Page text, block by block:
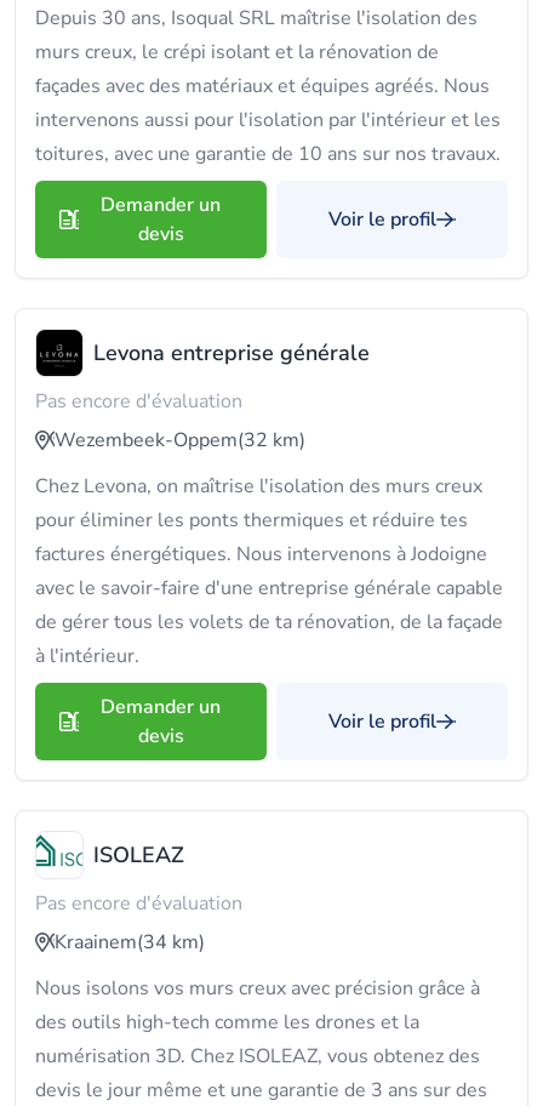
Depuis 30 ans, Isoqual SRL maîtrise l'isolation des
murs creux, le crépi isolant et la rénovation de
façades avec des matériaux et équipes agréés. Nous
intervenons aussi pour l'isolation par l'intérieur et les
toitures, avec une garantie de 10 ans sur nos travaux.
Demander un
devis
Voir le profil
Levona entreprise générale
Pas encore d'évaluation
Wezembeek-Oppem(32 km)
Chez Levona, on maîtrise l'isolation des murs creux
pour éliminer les ponts thermiques et réduire tes
factures énergétiques. Nous intervenons à Jodoigne
avec le savoir-faire d'une entreprise générale capable
de gérer tous les volets de ta rénovation, de la façade
à l'intérieur.
Demander un
devis
Voir le profil
ISOLEAZ
Pas encore d'évaluation
Kraainem(34 km)
Nous isolons vos murs creux avec précision grâce à
des outils high-tech comme les drones et la
numérisation 3D. Chez ISOLEAZ, vous obtenez des
devis le jour même et une garantie de 3 ans sur des